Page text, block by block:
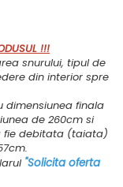
!!!
snurului, tipul de
din interior spre
dimensiunea finala
de 260cm si
fie debitata (taiata)
"Solicita oferta